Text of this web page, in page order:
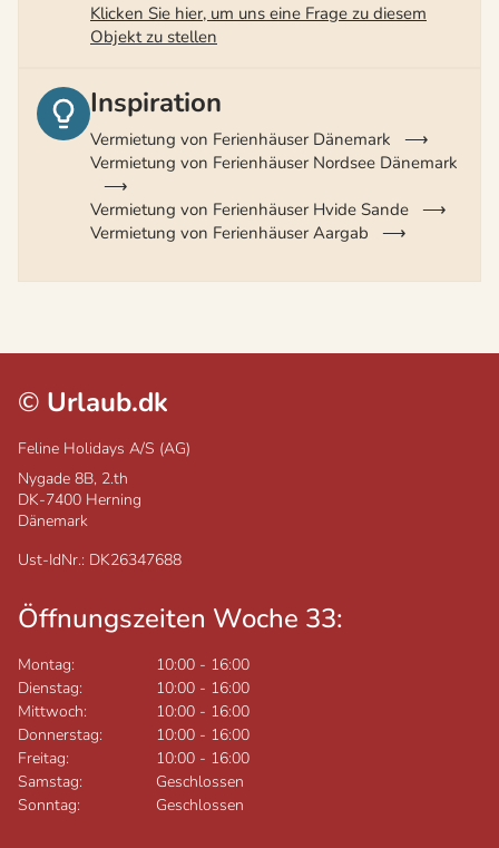
Klicken Sie hier, um uns eine Frage zu diesem
Objekt zu stellen
Inspiration
Vermietung von Ferienhäuser Dänemark
Vermietung von Ferienhäuser Nordsee Dänemark
Vermietung von Ferienhäuser Hvide Sande
Vermietung von Ferienhäuser Aargab
© Urlaub.dk
Feline Holidays A/S (AG)
Nygade 8B, 2.th
DK-7400 Herning
Dänemark
Ust-IdNr.: DK26347688
Öffnungszeiten Woche 33:
Montag: 10:00 - 16:00
Dienstag:
10:00 - 16:00
Mittwoch:
10:00 - 16:00
Donnerstag:
10:00 - 16:00
Freitag:
10:00 - 16:00
Samstag:
Geschlossen
Sonntag:
Geschlossen